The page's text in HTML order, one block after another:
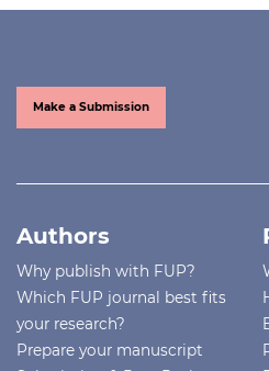
Make a Submission
Authors
Why publish with FUP?
Which FUP journal best fits
your research?
Prepare your manuscript